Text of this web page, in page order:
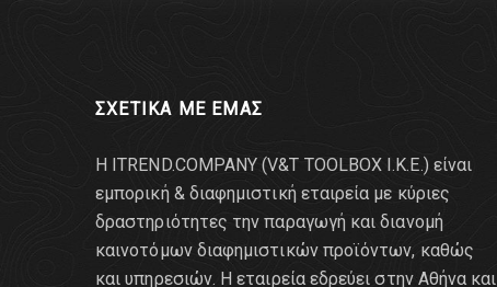
ΣΧΕΤΙΚΑ ΜΕ ΕΜΑΣ
Η ITREND.COMPANY (V&T TOOLBOX Ι.Κ.Ε.) είναι
εμπορική & διαφημιστική εταιρεία με κύριες
δραστηριότητες την παραγωγή και διανομή
καινοτόμων διαφημιστικών προϊόντων, καθώς
και υπηρεσιών. Η εταιρεία εδρεύει στην Αθήνα και